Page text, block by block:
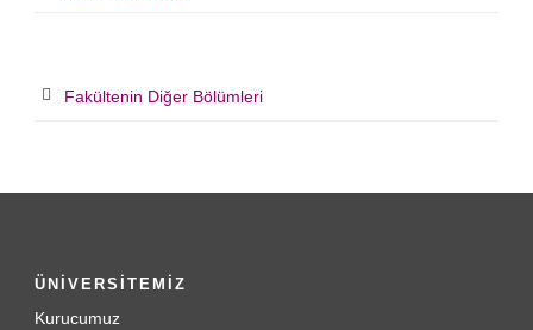
Fakültenin Diğer Bölümleri
ÜNİVERSİTEMİZ
Kurucumuz